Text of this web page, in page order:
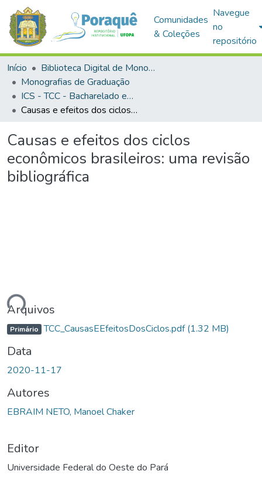
Comunidades
& Coleções
Navegue
no
repositório
Início
Biblioteca Digital de Monografias (BDM)
Monografias de Graduação
ICS - TCC - Bacharelado em Ciências Econômicas
Causas e efeitos dos ciclos econômicos brasileiros: uma revisão bibliográfica
Causas e efeitos dos ciclos
econômicos brasileiros: uma revisão
bibliográfica
Arquivos
Primário TCC_CausasEEfeitosDosCiclos.pdf(1.32 MB)
Data
2020-11-17
Autores
EBRAIM NETO, Manoel Chaker
Editor
Universidade Federal do Oeste do Pará